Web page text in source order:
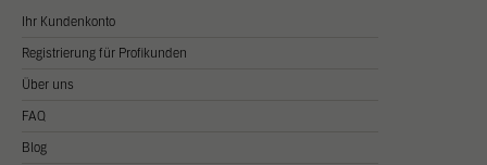
Ihr Kundenkonto
Registrierung für Profikunden
Über uns
FAQ
Blog